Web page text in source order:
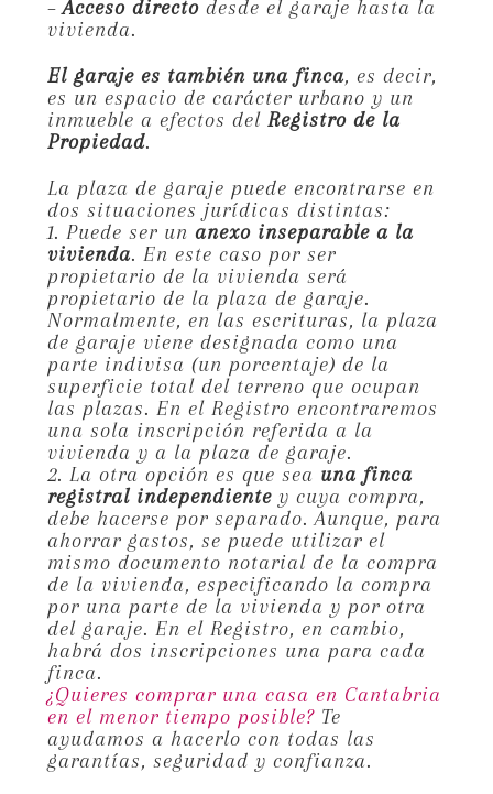
–Acceso directo desde el garaje hasta la
vivienda.
El garaje es también una finca, es decir,
es un espacio de carácter urbano y un
inmueble a efectos delRegistro de la
Propiedad.
La plaza de garaje puede encontrarse en
dos situaciones jurídicas distintas:
1. Puede ser unanexo inseparable a la
vivienda. En este caso por ser
propietario de la vivienda será
propietario de la plaza de garaje.
Normalmente, en las escrituras, la plaza
de garaje viene designada como una
parte indivisa (un porcentaje) de la
superficie total del terreno que ocupan
las plazas. En el Registro encontraremos
una sola inscripción referida a la
vivienda y a la plaza de garaje.
2. La otra opción es que sea una finca
registral independiente y cuya compra,
debe hacerse por separado. Aunque, para
ahorrar gastos, se puede utilizar el
mismo documento notarial de la compra
de la vivienda, especificando la compra
por una parte de la vivienda y por otra
del garaje. En el Registro, en cambio,
habrá dos inscripciones una para cada
finca.
¿Quieres comprar una casa en Cantabria
en el menor tiempo posible? Te
ayudamos a hacerlo con todas las
garantías, seguridad y confianza.